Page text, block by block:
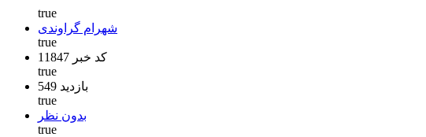
true
شهرام گراوندی
true
کد خبر 11847
true
549 بازدید
true
بدون نظر
true